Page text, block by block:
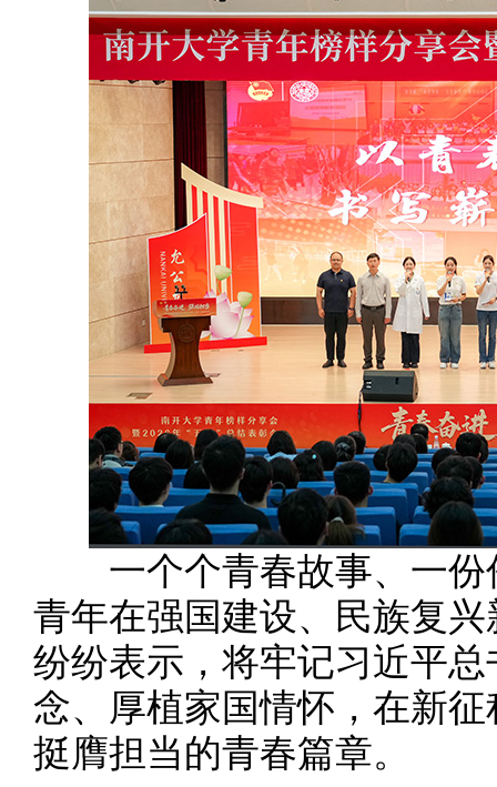
一个个青春故事、一份
青年在强国建设、民族复
纷纷表示，将牢记习近平
念、厚植家国情怀，在新
挺膺担当的青春篇章。